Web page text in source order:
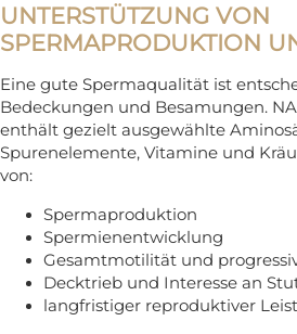
UNTERSTÜTZUNG VON
SPERMAPRODUKTION
Eine gute Spermaqualität ist
Bedeckungen und Besamungen.
enthält gezielt ausgewählte
Spurenelemente, Vitamine und
von:
Spermaproduktion
Spermienentwicklung
Gesamtmotilität und
Decktrieb und Interesse an
langfristiger reproduktiver